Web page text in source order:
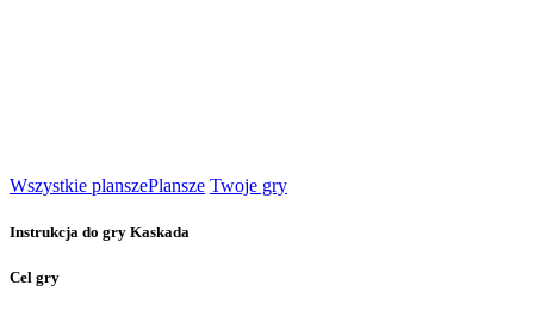
Wszystkie planszePlansze Twoje gry
Instrukcja do gry Kaskada
Cel gry